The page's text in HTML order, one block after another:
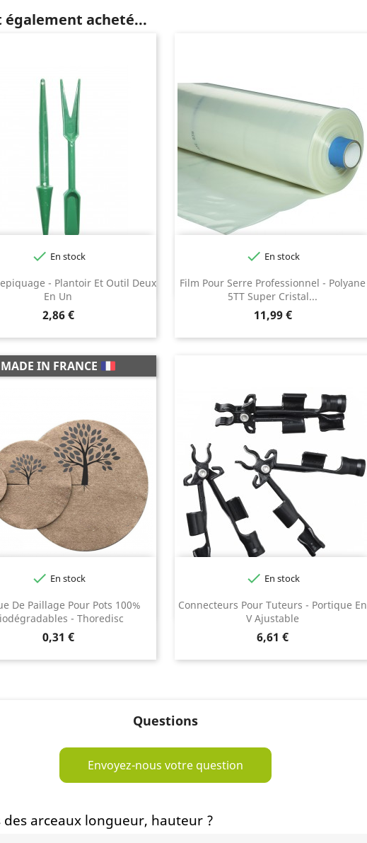
acheté...
- Plantoir Et Outil Deux
En Un
Prix
2,86 €
 En stock
Film Pour Serre Professionnel - Polyane
5TT Super Cristal...
Prix
11,99 €
 En stock
De Paillage Pour Pots 100%
- Thoredisc
Prix
0,31 €
MADE IN FRANCE
 En stock
Connecteurs Pour Tuteurs - Portique En
V Ajustable
Prix
6,61 €
 En stock
Questions
Envoyez-nous votre question
arceaux longueur, hauteur ?